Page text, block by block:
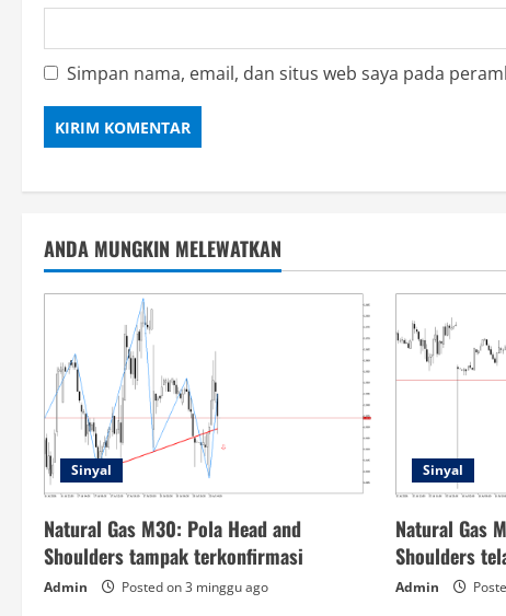
Simpan nama, email, dan situs web saya pada
ANDA MUNGKIN MELEWATKAN
Sinyal
Natural Gas M30: Pola Head and
Shoulders tampak terkonfirmasi
Admin Posted on 3 minggu ago
Sinyal
Natural Gas
Shoulders
Admin